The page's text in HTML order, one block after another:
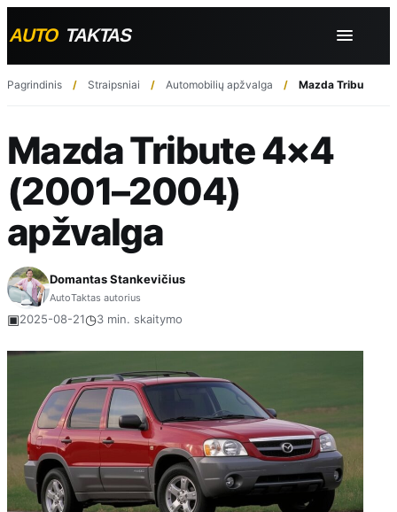
Pagrindinis Straipsniai Automobilių apžvalga Mazda Tribute
Mazda Tribute 4×4
(2001–2004)
apžvalga
Domantas Stankevičius
AutoTaktas autorius
▣2025-08-21◷3 min. skaitymo